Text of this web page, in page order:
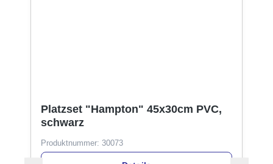
Platzset "Hampton" 45x30cm PVC,
schwarz
Produktnummer: 30073